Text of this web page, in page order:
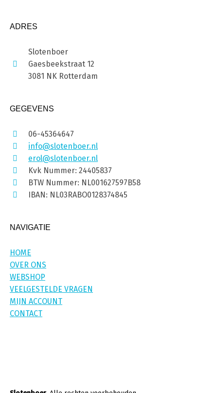
ADRES
Slotenboer
Gaesbeekstraat 12
3081 NK Rotterdam
GEGEVENS
06-45364647
info@slotenboer.nl
erol@slotenboer.nl
Kvk Nummer: 24405837
BTW Nummer: NL001627597B58
IBAN: NL03RABO0128374845
NAVIGATIE
HOME
OVER ONS
WEBSHOP
VEELGESTELDE VRAGEN
MIJN ACCOUNT
CONTACT